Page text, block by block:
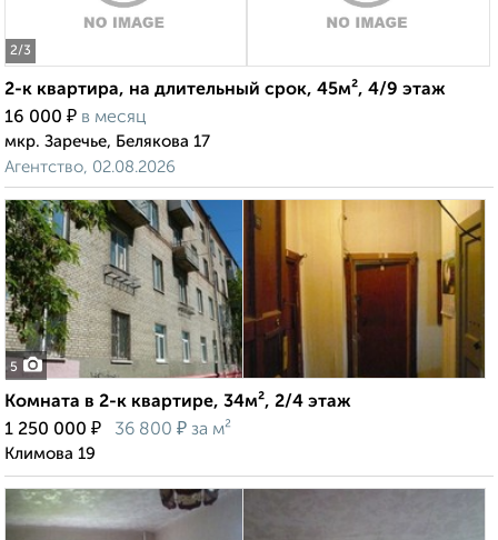
2/3
2-к квартира, на длительный срок, 45м², 4/9 этаж
16 000 ₽ в месяц
мкр. Заречье, Белякова 17
Агентство, 02.08.2026
5
Комната в 2-к квартире, 34м², 2/4 этаж
1 250 000 ₽ 36 800 ₽ за м²
Климова 19